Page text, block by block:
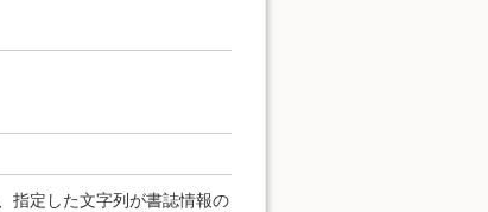
指定した文字列が書誌情報の